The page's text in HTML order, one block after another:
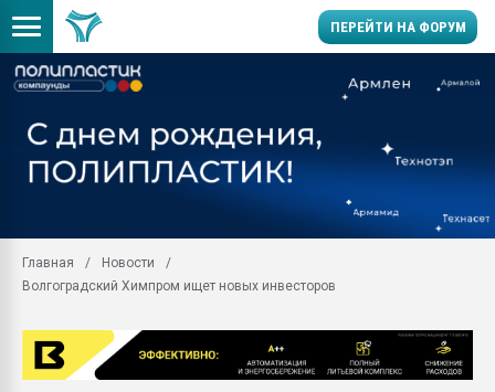
ПЕРЕЙТИ НА ФОРУМ
пластмасс
ситуацией на
Продам отходы
поликарбоната и АБС-
Главная
Новости
Волгоградский Химпром ищет новых инвесторов